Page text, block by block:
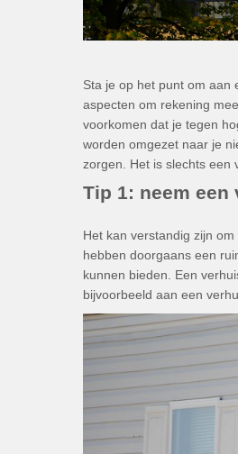
Sta je op het punt om aan
aspecten om rekening
voorkomen dat je tegen
worden omgezet naar je
zorgen. Het is slechts een
Tip 1: neem
Het kan verstandig zijn
hebben doorgaans een
kunnen bieden. Een
bijvoorbeeld aan een